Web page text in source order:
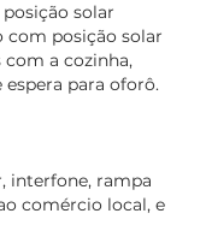
solar
posição solar
a cozinha,
para oforô.
interfone, rampa
comércio local, e